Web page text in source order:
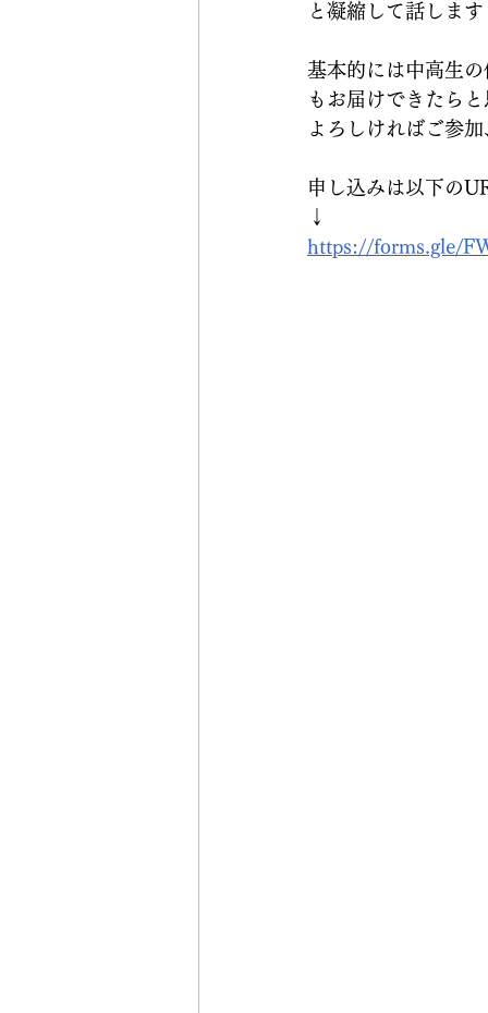
と凝縮して話します
基本的には中高生
もお届けできたら
よろしければご参
申し込みは以下の
↓
https://forms.gle/